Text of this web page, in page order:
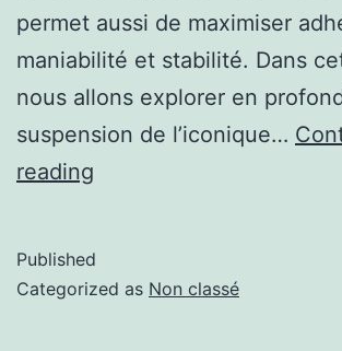
permet aussi de maximiser
maniabilité et stabilité. Dans
nous allons explorer en
suspension de l’iconique…
reading
Published
Categorized as Non classé